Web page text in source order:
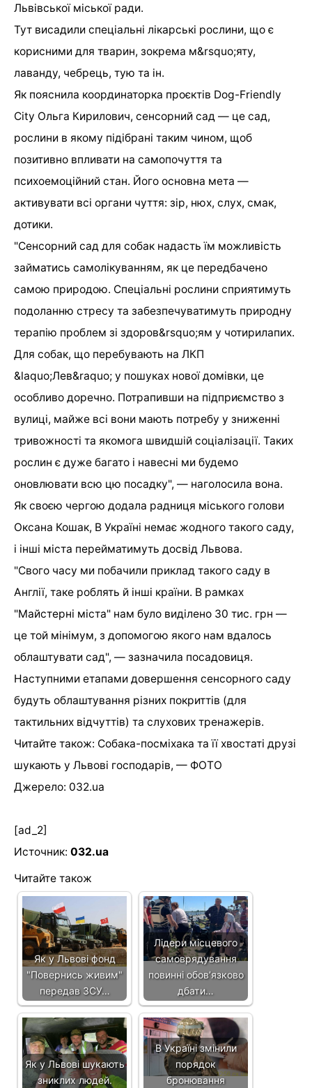
Львівської міської ради.
Тут висадили спеціальні лікарські рослини, що є
корисними для тварин, зокрема м&rsquo;яту,
лаванду, чебрець, тую та ін.
Як пояснила координаторка проєктів Dog-Friendly
City Ольга Кирилович, сенсорний сад — це сад,
рослини в якому підібрані таким чином, щоб
позитивно впливати на самопочуття та
психоемоційний стан. Його основна мета —
активувати всі органи чуття: зір, нюх, слух, смак,
дотики.
"Сенсорний сад для собак надасть їм можливість
займатись самолікуванням, як це передбачено
самою природою. Спеціальні рослини сприятимуть
подоланню стресу та забезпечуватимуть природну
терапію проблем зі здоров&rsquo;ям у чотирилапих.
Для собак, що перебувають на ЛКП
&laquo;Лев&raquo; у пошуках нової домівки, це
особливо доречно. Потрапивши на підприємство з
вулиці, майже всі вони мають потребу у зниженні
тривожності та якомога швидшій соціалізації. Таких
рослин є дуже багато і навесні ми будемо
оновлювати всю цю посадку", — наголосила вона.
Як своєю чергою додала радниця міського голови
Оксана Кошак, В Україні немає жодного такого саду,
і інші міста перейматимуть досвід Львова.
"Свого часу ми побачили приклад такого саду в
Англії, таке роблять й інші країни. В рамках
"Майстерні міста" нам було виділено 30 тис. грн —
це той мінімум, з допомогою якого нам вдалось
облаштувати сад", — зазначила посадовиця.
Наступними етапами довершення сенсорного саду
будуть облаштування різних покриттів (для
тактильних відчуттів) та слухових тренажерів.
Читайте також: Собака-посміхака та її хвостаті друзі
шукають у Львові господарів, — ФОТО
Джерело: 032.ua
[ad_2]
Источник: 032.ua
Читайте також
Як у Львові фонд
"Повернись живим"
передав ЗСУ…
Лідери місцевого
самоврядування
повинні обов’язково
дбати…
Як у Львові шукають
зниклих людей.
В Україні змінили
порядок
бронювання